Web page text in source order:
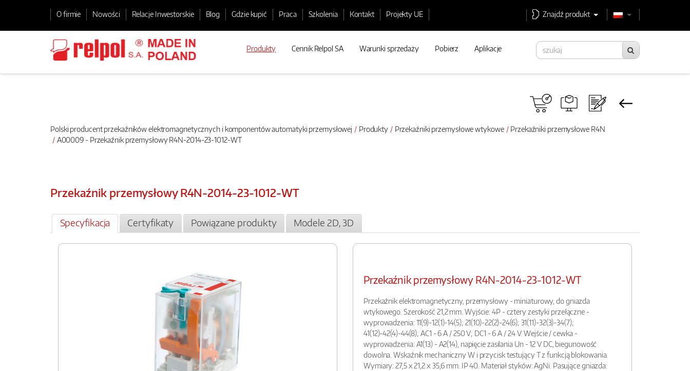
O firmie Nowości Relacje Inwestorskie Blog Gdzie kupić Praca Szkolenia Kontakt Projekty UE Znajdź produkt
Produkty Cennik Relpol SA Warunki sprzedaży Pobierz Aplikacje
Polski producent przekaźników elektromagnetycznych i komponentów automatyki przemysłowej Produkty Przekaźniki przemysłowe wtykowe
Przekaźniki przemysłowe R4N
A00009 - Przekaźnik przemysłowy R4N-2014-23-1012-WT
Przekaźnik przemysłowy R4N-2014-23-1012-WT
Specyfikacja Certyfikaty Powiązane produkty Modele 2D, 3D
Przekaźnik przemysłowy R4N-2014-23-1012-WT
Przekaźnik elektromagnetyczny, przemysłowy - miniaturowy, do gniazda
wtykowego. Szerokość 21,2 mm. Wyjście: 4P - cztery zestyki przełączne -
wyprowadzenia: 11(9)-12(1)-14(5); 21(10)-22(2)-24(6); 31(11)-32(3)-34(7);
41(12)-42(4)-44(8); AC1 - 6 A / 250 V; DC1 - 6 A / 24 V. Wejście / cewka -
wyprowadzenia: A1(13) - A2(14), napięcie zasilania Un - 12 V DC, biegunowość
dowolna. Wskaźnik mechaniczny W i przycisk testujący T z funkcją blokowania.
Wymiary: 27,5 x 21,2 x 35,6 mm. IP 40. Materiał styków: AgNi. Pasujące gniazda: